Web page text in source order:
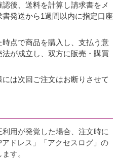
後、送料を計算し請求書をメ
発送から1週間以内に指定口座
点で商品を購入し、支払う意
が成立し、双方に販売・購買
は次回ご注文はお断りさせて
用が発覚した場合、注文時に
ドレス」「アクセスログ」の
す。